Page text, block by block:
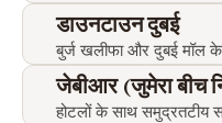
डाउनटाउन दुबई
बुर्ज खलीफा और दुबई मॉल के
जेबीआर (जुमेरा बीच
होटलों के साथ समुद्रतटीय